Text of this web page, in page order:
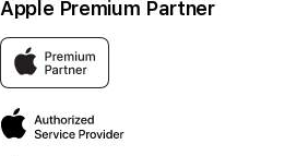
Apple Premium Partner